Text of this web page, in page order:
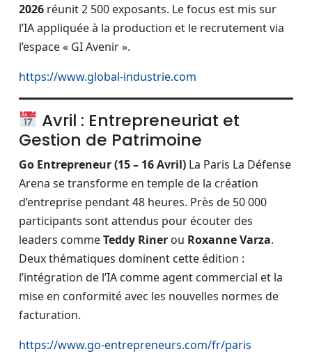
2026 réunit 2 500 exposants. Le focus est mis sur
l’IA appliquée à la production et le recrutement via
l’espace « GI Avenir ».
https://www.global-industrie.com
Avril : Entrepreneuriat et
Gestion de Patrimoine
Go Entrepreneur (15 – 16 Avril) La Paris La Défense
Arena se transforme en temple de la création
d’entreprise pendant 48 heures. Près de 50 000
participants sont attendus pour écouter des
leaders commeTeddy Riner ou Roxanne Varza.
Deux thématiques dominent cette édition :
l’intégration de l’IA comme agent commercial et la
mise en conformité avec les nouvelles normes de
facturation.
https://www.go-entrepreneurs.com/fr/paris